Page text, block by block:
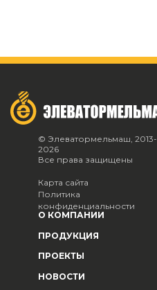
© Элеватормельмаш, 2013-
2026
Все права защищены
Карта сайта
Политика
конфиденциальности
О КОМПАНИИ
ПРОДУКЦИЯ
ПРОЕКТЫ
НОВОСТИ